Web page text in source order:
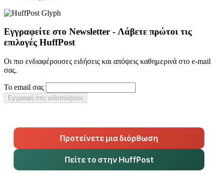
Εγγραφείτε στο Newsletter - Λάβετε πρώτοι τις
επιλογές HuffPost
Οι πιο ενδιαφέρουσες ειδήσεις και απόψεις καθημερινά στο e-mail
σας.
Το email σας
Εγγραφή στις ειδοποιήσεις
Προτείνετε μια διόρθωση
Πείτε το στην HuffPost